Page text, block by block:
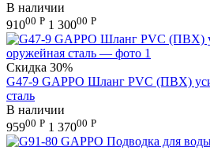
В наличии
91000 Р 1 30000 Р
Скидка 30%
G47-9 GAPPO Шланг PVC (ПВХ)
сталь
В наличии
95900 Р 1 37000 Р